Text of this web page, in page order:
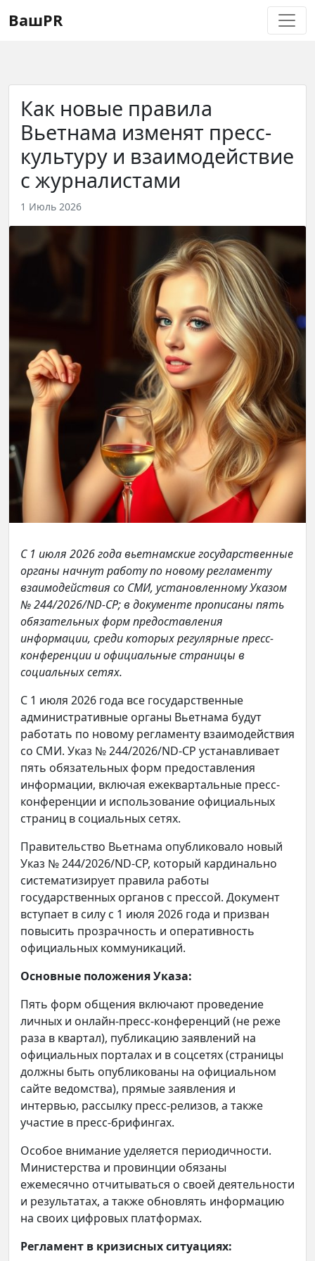
Регистрация
ВашPR
Как новые правила
Вьетнама изменят пресс-
культуру и взаимодействие
с журналистами
1 Июль 2026
С 1 июля 2026 года вьетнамские государственные
органы начнут работу по новому регламенту
взаимодействия со СМИ, установленному Указом
№ 244/2026/ND-CP; в документе прописаны пять
обязательных форм предоставления
информации, среди которых регулярные пресс-
конференции и официальные страницы в
социальных сетях.
С 1 июля 2026 года все государственные
административные органы Вьетнама будут
работать по новому регламенту взаимодействия
со СМИ. Указ № 244/2026/ND-CP устанавливает
пять обязательных форм предоставления
информации, включая ежеквартальные пресс-
конференции и использование официальных
страниц в социальных сетях.
Правительство Вьетнама опубликовало новый
Указ № 244/2026/ND-CP, который кардинально
систематизирует правила работы
государственных органов с прессой. Документ
вступает в силу с 1 июля 2026 года и призван
повысить прозрачность и оперативность
официальных коммуникаций.
Основные положения Указа:
Пять форм общения включают проведение
личных и онлайн-пресс-конференций (не реже
раза в квартал), публикацию заявлений на
официальных порталах и в соцсетях (страницы
должны быть опубликованы на официальном
сайте ведомства), прямые заявления и
интервью, рассылку пресс-релизов, а также
участие в пресс-брифингах.
Особое внимание уделяется периодичности.
Министерства и провинции обязаны
ежемесячно отчитываться о своей деятельности
и результатах, а также обновлять информацию
на своих цифровых платформах.
Регламент в кризисных ситуациях: